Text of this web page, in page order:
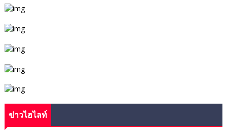
ข่าวไฮไลท์